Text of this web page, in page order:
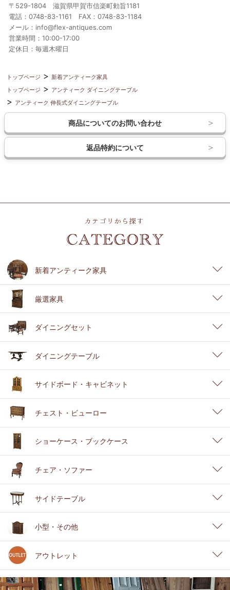
〒529-1804 滋賀県甲賀市信楽町勅旨1181
電話：0748-83-1161 FAX：0748-83-1184
メール：info@flex-antiques.com
営業時間：10:00-17:00
定休日：毎週木曜日
トップページ
新着アンティーク家具
トップページ
アンティーク ダイニングテーブル
アンティーク 伸長式ダイニングテーブル
商品についてのお問い合わせ
返品特約について
新着アンティーク家具
厳選家具
ダイニングセット
ダイニングテーブル
サイドボード・キャビネット
チェスト・ビューロー
ショーケース・ブックケース
チェア・ソファー
サイドテーブル
小型・その他
アウトレット